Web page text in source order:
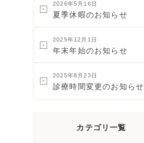
2026年5月16日
夏季休暇のお知らせ
2025年12月1日
年末年始のお知らせ
2025年8月23日
診療時間変更のお知らせ
カテゴリ一覧